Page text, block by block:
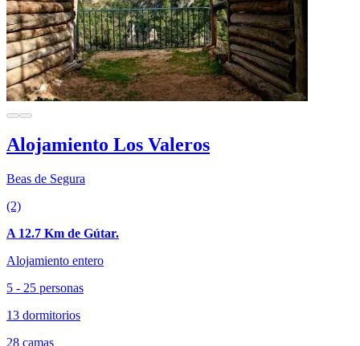
Alojamiento Los Valeros
Beas de Segura
(2)
A 12.7 Km de Gútar.
Alojamiento entero
5 - 25 personas
13 dormitorios
28 camas